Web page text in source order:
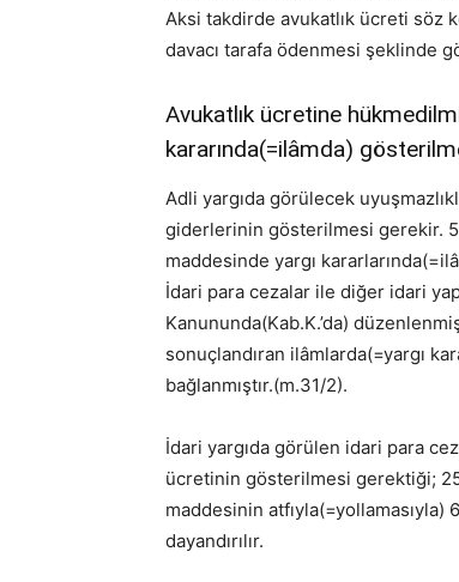
Aksi takdirde avukatlık ücreti söz
davacı tarafa ödenmesi şeklinde
Avukatlık ücretine
kararında(=ilâmda)
Adli yargıda görülecek
giderlerinin gösterilmesi gerekir.
maddesinde yargı
İdari para cezalar ile diğer idari
Kanununda(Kab.K.’da)
sonuçlandıran ilâmlarda(=yargı
bağlanmıştır.(m.31/2).
İdari yargıda görülen idari para
ücretinin gösterilmesi gerektiği;
maddesinin atfıyla(=yollamasıyla)
dayandırılır.